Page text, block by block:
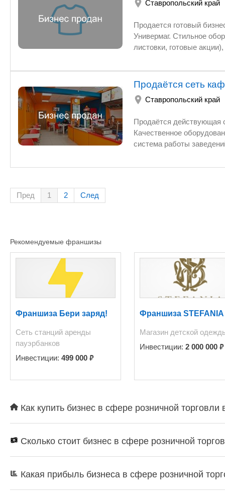
Ставропольский край
Продается готовый
Универмаг. Стильное
листовки, готовые
Продаётся сеть
Ставропольский край
Продаётся действующая
Качественное
система работы заведений,
30 посадочных мест 2)ул.Тухачевского 24/1 (находится в микрорайоне перспективный в самом
Пред
1 2 След
Рекомендуемые франшизы
Франшиза Бери заряд!
Сеть станций аренды
пауэрбанков
Инвестиции: 499 000 ₽
Франшиза STEFANIA
Магазин детской
Инвестиции: 2 000 000 ₽
Как купить бизнес в сфере розничной
Сколько стоит бизнес в сфере розничной
Какая прибыль бизнеса в сфере розничной